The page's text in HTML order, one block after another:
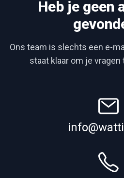
Heb je geen
Ons team is slechts een e-
staat klaar om je